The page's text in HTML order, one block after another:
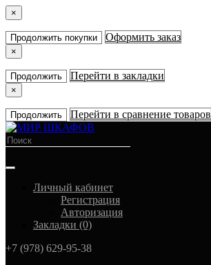
×
Продолжить покупки Оформить заказ
×
Продолжить Перейти в закладки
×
Продолжить Перейти в сравнение товаров
Личный кабинет
Регистрация
Авторизация
Закладки (0)
+7 (978) 629-95-38